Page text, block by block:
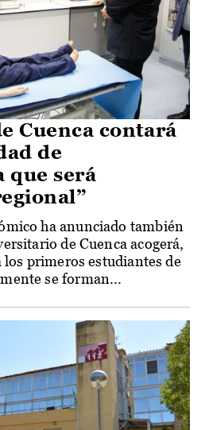
Cuenca contará
de
que será
ha anunciado también
de Cuenca acogerá,
los primeros estudiantes de
se forman...